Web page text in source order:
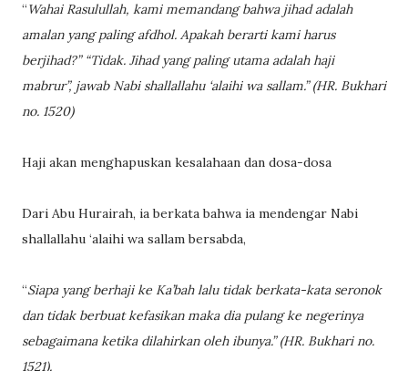
“Wahai Rasulullah, kami memandang bahwa jihad adalah
amalan yang paling afdhol. Apakah berarti kami harus
berjihad?” “Tidak. Jihad yang paling utama adalah haji
mabrur”, jawab Nabi shallallahu ‘alaihi wa sallam.” (HR. Bukhari
no. 1520)
Haji akan menghapuskan kesalahaan dan dosa-dosa
Dari Abu Hurairah, ia berkata bahwa ia mendengar Nabi
shallallahu ‘alaihi wa sallam bersabda,
“Siapa yang berhaji ke Ka’bah lalu tidak berkata-kata seronok
dan tidak berbuat kefasikan maka dia pulang ke negerinya
sebagaimana ketika dilahirkan oleh ibunya.” (HR. Bukhari no.
1521).